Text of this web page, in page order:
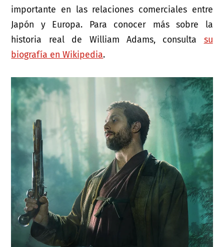
importante en las relaciones comerciales entre
Japón y Europa. Para conocer más sobre la
historia real de William Adams, consulta su
biografía en Wikipedia.